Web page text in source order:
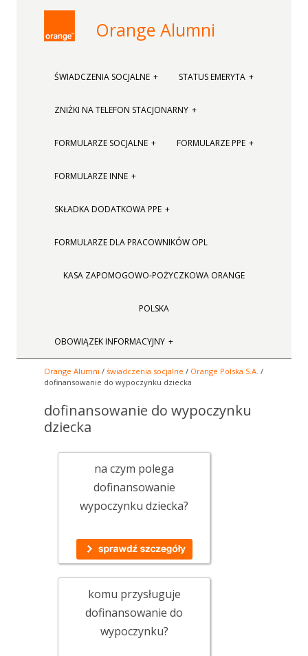
Orange Alumni
ŚWIADCZENIA SOCJALNE STATUS EMERYTA
ZNIŻKI NA TELEFON STACJONARNY
FORMULARZE SOCJALNE FORMULARZE PPE
FORMULARZE INNE
SKŁADKA DODATKOWA PPE
FORMULARZE DLA PRACOWNIKÓW OPL
KASA ZAPOMOGOWO-POŻYCZKOWA ORANGE
POLSKA
OBOWIĄZEK INFORMACYJNY
Orange Alumni / świadczenia socjalne / Orange Polska S.A. /
dofinansowanie do wypoczynku dziecka
dofinansowanie do wypoczynku
dziecka
na czym polega
dofinansowanie
wypoczynku dziecka?
komu przysługuje
dofinansowanie do
wypoczynku?